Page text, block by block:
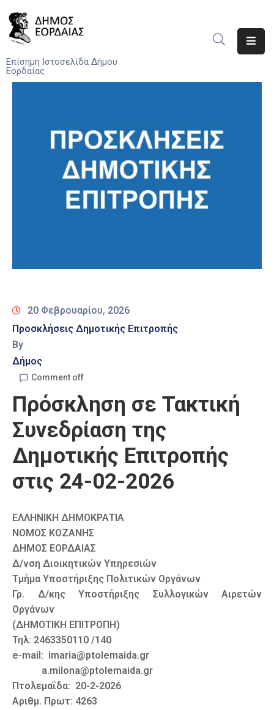
Επίσημη Ιστοσελίδα Δήμου
Εορδαίας
Ο
Υπηρεσίες
Προσκλήσεις
20 Φεβρουαρίου, 2026
Προσκλήσεις Δημοτικής Επιτροπής
By
Δήμος
Comment off
Πρόσκληση σε Τακτική
Συνεδρίαση της
Δημοτικής Επιτροπής
στις 24-02-2026
ΕΛΛΗΝΙΚΗ ΔΗΜΟΚΡΑΤΙΑ
ΝΟΜΟΣ ΚΟΖΑΝΗΣ
ΔΗΜΟΣ ΕΟΡΔΑΙΑΣ
Δ/νση Διοικητικών Υπηρεσιών
Τμήμα Υποστήριξης Πολιτικών Οργάνων
Γρ. Δ/κης Υποστήριξης Συλλογικών Αιρετών
Οργάνων
(ΔΗΜΟΤΙΚΗ ΕΠΙΤΡΟΠΗ)
Τηλ: 2463350110 /140
e-mail: imaria@ptolemaida.gr
a.milona@ptolemaida.gr
Πτολεμαΐδα: 20-2-2026
Αριθμ. Πρωτ: 4263